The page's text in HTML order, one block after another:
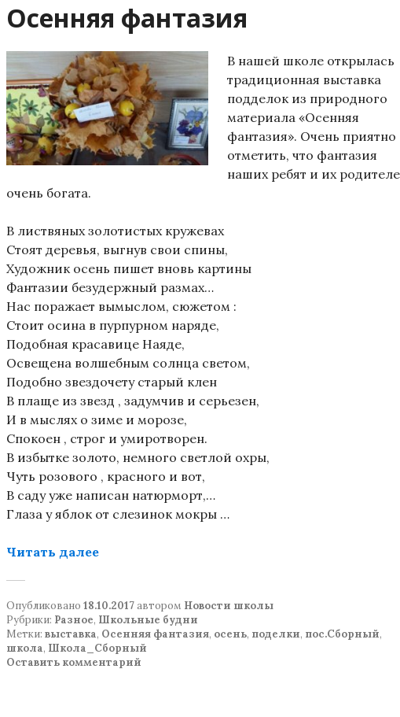
Осенняя фантазия
В нашей школе открылась
традиционная выставка
подделок из природного
материала «Осенняя
фантазия». Очень приятно
отметить, что фантазия
наших ребят и их
очень богата.
В листвяных золотистых кружевах
Стоят деревья, выгнув свои спины,
Художник осень пишет вновь картины
Фантазии безудержный размах…
Нас поражает вымыслом, сюжетом :
Стоит осина в пурпурном наряде,
Подобная красавице Наяде,
Освещена волшебным солнца светом,
Подобно звездочету старый клен
В плаще из звезд , задумчив и серьезен,
И в мыслях о зиме и морозе,
Спокоен , строг и умиротворен.
В избытке золото, немного светлой охры,
Чуть розового , красного и вот,
В саду уже написан натюрморт,…
Глаза у яблок от слезинок мокры …
Читать далее«Осенняя фантазия»
Опубликовано 18.10.2017автором Новости школы
Рубрики: Разное, Школьные будни
Метки: выставка, Осенняя фантазия, осень, поделки, пос.Сборный,
школа, Школа_Сборный
Оставить комментарий